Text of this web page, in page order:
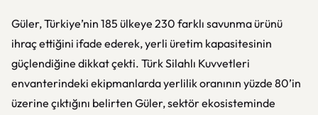
Güler, Türkiye’nin 185 ülkeye 230 farklı savunma ürünü
ihraç ettiğini ifade ederek, yerli üretim kapasitesinin
güçlendiğine dikkat çekti. Türk Silahlı Kuvvetleri
envanterindeki ekipmanlarda yerlilik oranının yüzde 80’in
üzerine çıktığını belirten Güler, sektör ekosisteminde